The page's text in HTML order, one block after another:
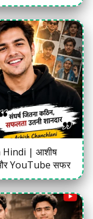
Hindi | आशीष
और YouTube सफर